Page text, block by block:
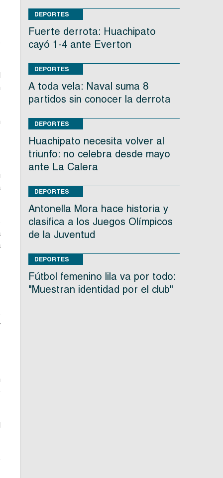
DEPORTES
Fuerte derrota: Huachipato
cayó 1-4 ante Everton
DEPORTES
A toda vela: Naval suma 8
partidos sin conocer la derrota
DEPORTES
Huachipato necesita volver al
triunfo: no celebra desde mayo
ante La Calera
DEPORTES
Antonella Mora hace historia y
clasifica a los Juegos Olímpicos
de la Juventud
DEPORTES
Fútbol femenino lila va por todo:
"Muestran identidad por el club"